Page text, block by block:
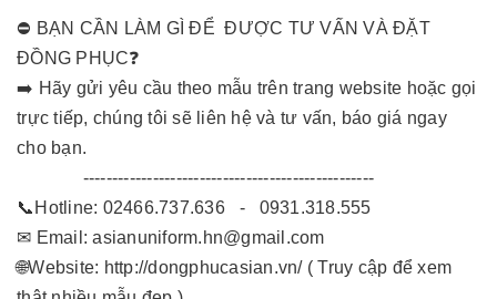
⛔ BẠN CẦN LÀM GÌ ĐỂ ĐƯỢC TƯ VẤN VÀ ĐẶT
ĐỒNG PHỤC❓
➡️ Hãy gửi yêu cầu theo mẫu trên trang website hoặc gọi
trực tiếp, chúng tôi sẽ liên hệ và tư vấn, báo giá ngay
cho bạn.
--------------------------------------------------
📞Hotline: 02466.737.636 - 0931.318.555
✉ Email:asianuniform.hn@gmail.com
🌐Website: http://dongphucasian.vn/( Truy cập để xem